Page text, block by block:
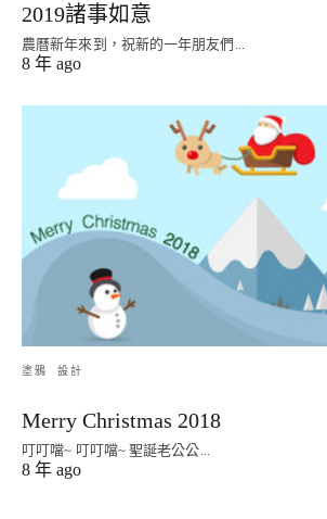
2019諸事如意
農曆新年來到，祝新的一年朋友們...
8 年 ago
塗鴉 設計
Merry Christmas 2018
叮叮噹~ 叮叮噹~ 聖誕老公公...
8 年 ago